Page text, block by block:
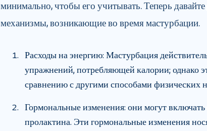
минимально, чтобы его учитывать. Теперь
механизмы, возникающие во время мастурбации.
Расходы на энергию: Мастурбация
упражнений, потребляющей калории; однако
сравнению с другими способами физических
Гормональные изменения: они могут
пролактина. Эти гормональные изменения